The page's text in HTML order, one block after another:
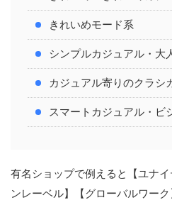
きれいめモード系
シンプルカジュアル・大
カジュアル寄りのクラシ
スマートカジュアル・ビ
有名ショップで例えると【ユナ
ンレーベル】【グローバルワー